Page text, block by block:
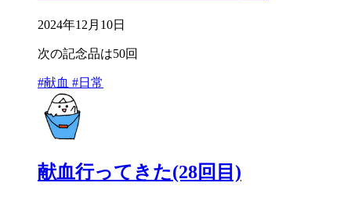
2024年12月10日
次の記念品は50回
#献血 #日常
献血行ってきた(28回目)